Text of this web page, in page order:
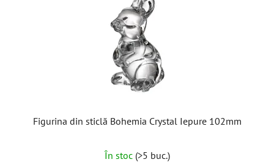
Figurina din sticlă Bohemia Crystal Iepure 102mm
În stoc (>5 buc.)